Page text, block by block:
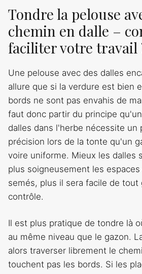
Tondre la pelouse
chemin en dalle –
faciliter votre travail
Une pelouse avec des dalles
allure que si la verdure est bien
bords ne sont pas envahis de
faut donc partir du principe
dalles dans l'herbe nécessite un
précision lors de la tonte qu'un
voire uniforme. Mieux les dalles
plus soigneusement les
semés, plus il sera facile de tout
contrôle.
Il est plus pratique de tondre là
au même niveau que le gazon.
alors traverser librement le
touchent pas les bords. Si les